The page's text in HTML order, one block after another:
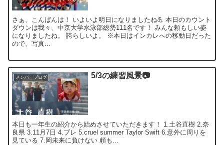
さぁ、こんばんは！ いよいよ明日になりましたね💪 本日のカウント
ダウンは我々、中京大学水泳部総勢111名です！ みんな頼もしい姿
になりましたね。 誇らしいよ。 ※本日はインカレへの移動日だった
ので、写真...
メンバーブログ 5/3の練習風景📷
本日も一年生の紹介から始めさせていただきます！ 1.土谷直樹 2.奈
良県 3.11月7日 4.ブレ 5.cruel summer Taylor Swift 6.意外に周りを
見ている 7.岡未来に負けない 頼も...